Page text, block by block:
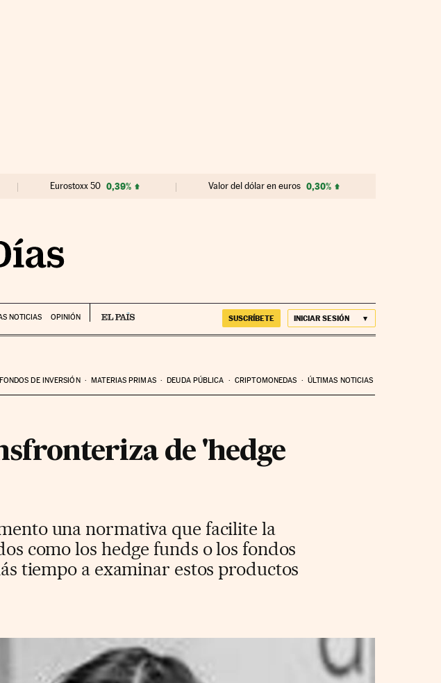
Eurostoxx 50 0,39% Valor del dólar en euros 0,30%
NOTICIAS OPINIÓN SUSCRÍBETE INICIAR SESIÓN
FONDOS DE INVERSIÓN MATERIAS PRIMAS DEUDA PÚBLICA CRIPTOMONEDAS ÚLTIMAS NOTICIAS
de 'hedge
una normativa que facilite la
como los hedge funds o los fondos
tiempo a examinar estos productos